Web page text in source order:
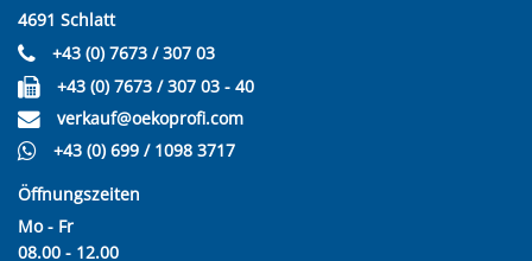
4691 Schlatt
+43 (0) 7673 / 307 03
+43 (0) 7673 / 307 03 - 40
verkauf@oekoprofi.com
+43 (0) 699 / 1098 3717
Öffnungszeiten
Mo - Fr
08.00 - 12.00